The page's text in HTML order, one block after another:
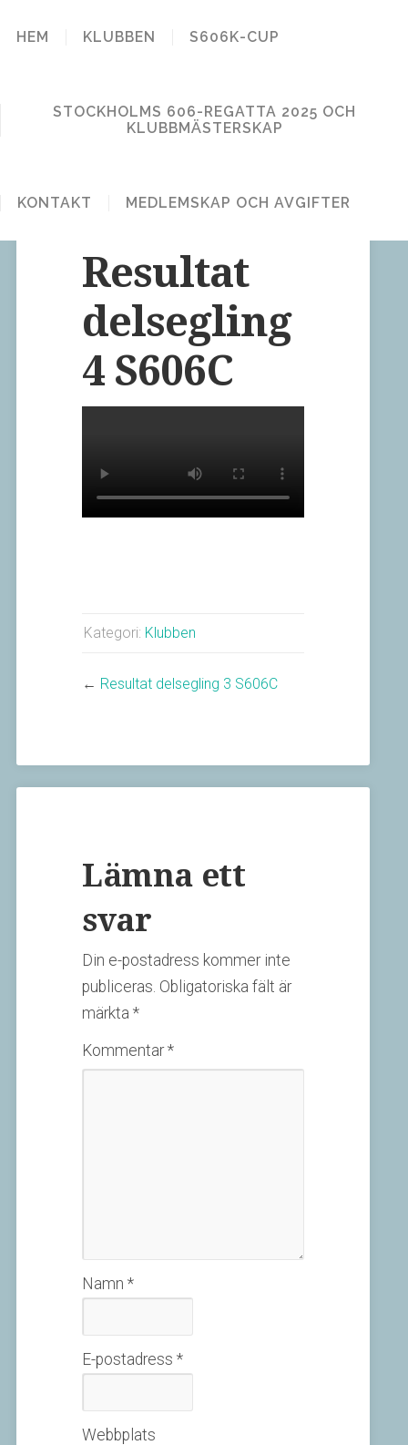
HEM KLUBBEN S606K-CUP
STOCKHOLMS 606-REGATTA 2025 OCH
KLUBBMÄSTERSKAP
KONTAKT MEDLEMSKAP OCH AVGIFTER
STOCKHOLM
606 KLUBB
Lämna en kommentar
Resultat
delsegling
4 S606C
Kategori: Klubben
← Resultat delsegling 3 S606C
Lämna ett
svar
Din e-postadress kommer inte
publiceras. Obligatoriska fält är
märkta *
Kommentar*
Namn *
E-postadress *
Webbplats